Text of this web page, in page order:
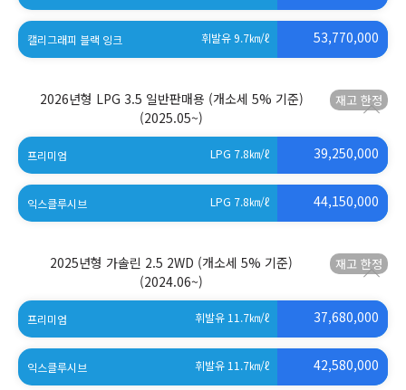
캘리그래피 블랙 잉크 휘발유 9.7㎞/ℓ 53,770,000
2026년형 LPG 3.5 일반판매용 (개소세 5% 기준)
(2025.05~)
프리미엄 LPG 7.8㎞/ℓ 39,250,000
익스클루시브 LPG 7.8㎞/ℓ 44,150,000
2025년형 가솔린 2.5 2WD (개소세 5% 기준)
(2024.06~)
프리미엄 휘발유 11.7㎞/ℓ 37,680,000
익스클루시브 휘발유 11.7㎞/ℓ 42,580,000